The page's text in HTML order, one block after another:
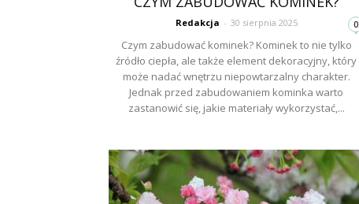
Redakcja - 30 sierpnia 2025 0
Czym zabudować kominek? Kominek to nie tylko
źródło ciepła, ale także element dekoracyjny, który
może nadać wnętrzu niepowtarzalny charakter.
Jednak przed zabudowaniem kominka warto
zastanowić się, jakie materiały wykorzystać,...